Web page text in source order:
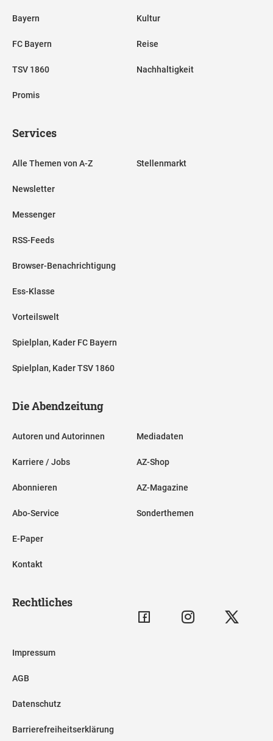
Bayern
FC Bayern
TSV 1860
Promis
Kultur
Reise
Nachhaltigkeit
Services
Alle Themen von A-Z
Newsletter
Messenger
RSS-Feeds
Browser-Benachrichtigung
Ess-Klasse
Vorteilswelt
Spielplan, Kader FC Bayern
Spielplan, Kader TSV 1860
Stellenmarkt
Die Abendzeitung
Autoren und Autorinnen
Karriere / Jobs
Abonnieren
Abo-Service
E-Paper
Kontakt
Mediadaten
AZ-Shop
AZ-Magazine
Sonderthemen
Rechtliches
Impressum
AGB
Datenschutz
Barrierefreiheitserklärung